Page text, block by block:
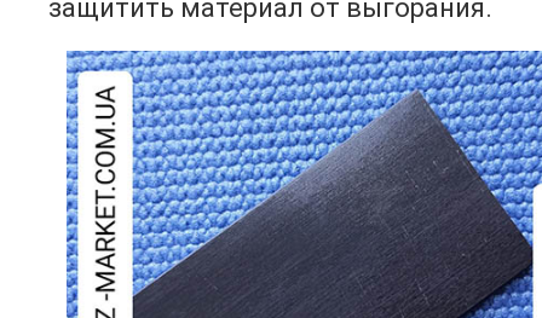
защитить материал от выгорания.